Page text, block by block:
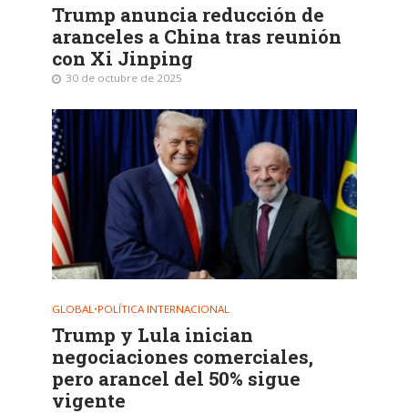
Trump anuncia reducción de
aranceles a China tras reunión
con Xi Jinping
30 de octubre de 2025
GLOBAL•POLÍTICA INTERNACIONAL
Trump y Lula inician
negociaciones comerciales,
pero arancel del 50% sigue
vigente